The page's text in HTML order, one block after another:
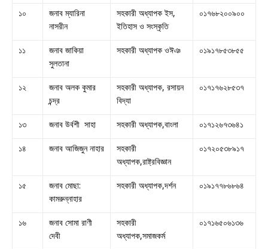
১০
জনাব ম্যারিনা
নাসরীন
সহকারী অধ্যাপক ইস,
ইতিহাস ও সংস্কৃতি
০১৭৬৮২০০৯০০
১১
জনাব জাকিয়া
সুলতানা
সহকারী অধ্যাপক ওঈঞ ০১৯১৭৮৫৩৮৫৫
১২
জনাব অলক কুমার
চন্দ্র
সহকারী অধ্যাপক, রসায়ন
বিদ্যা
০১৭১৭৬২৮৫৩৭
১৩ জনাব উর্বশী সাহা সহকারী অধ্যাপক,বাংলা ০১৭১২৬৭৩৬৪১
১৪ জনাব আজিজুন নাহার
সহকারী
অধ্যাপক,রাষ্ট্রবিজ্ঞান
০১৭২০৫৩৮৯১৭
১৫
জনাব মোছা:
কামরুন্নাহার
সহকারী অধ্যাপক,দর্শন ০১৯১৭৭৮৬৮৬৪
১৬
জনাব সোমা রাণী
দেবী
সহকারী
অধ্যাপক,সমাজকর্ম
০১৭১৬৫০৬১৩৬